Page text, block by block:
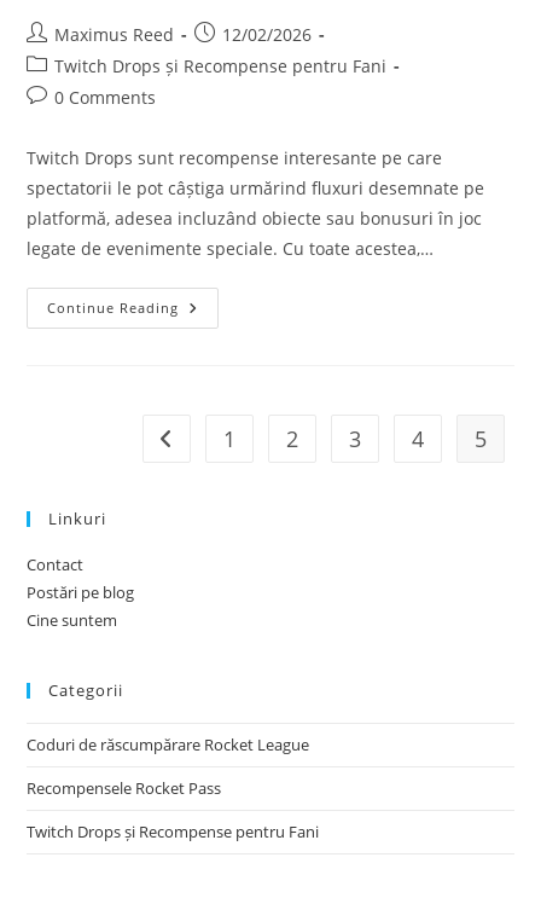
Post
author:
Maximus Reed
Post
published:
12/02/2026
Post
category:
Twitch Drops și Recompense pentru Fani
Post0 Comments
Twitch Drops sunt recompense interesante pe care
spectatorii le pot câștiga urmărind fluxuri desemnate pe
platformă, adesea incluzând obiecte sau bonusuri în joc
legate de evenimente speciale. Cu toate acestea,…
Continue Reading Twitch
Drops:
Perspective
Go to the previous page
1 2 3 4 5
Linkuri
Contact
Postări pe blog
Cine suntem
Categorii
Coduri de răscumpărare Rocket League
Recompensele Rocket Pass
Twitch Drops și Recompense pentru Fani